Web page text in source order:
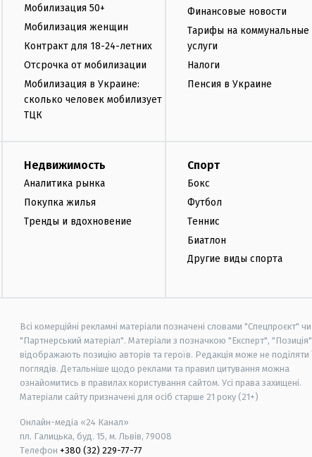
Мобилизация 50+
Мобилизация женщин
Контракт для 18-24-летних
Отсрочка от мобилизации
Мобилизация в Украине:
сколько человек мобилизует
ТЦК
Финансовые новости
Тарифы на коммунальные
услуги
Налоги
Пенсия в Украине
Недвижимость
Аналитика рынка
Покупка жилья
Тренды и вдохновение
Спорт
Бокс
Футбол
Теннис
Биатлон
Другие виды спорта
Всі комерційні рекламні матеріали позначені словами "Спецпроєкт" чи
"Партнерський матеріал". Матеріали з позначкою "Експерт", "Позиція"
відображають позицію авторів та героїв. Редакція може не поділяти
поглядів. Детальніше щодо реклами та правил цитування можна
ознайомитись в правилах користування сайтом. Усі права захищені.
Матеріали сайту призначені для осіб старше 21 року (21+)
Онлайн-медіа «24 Канал»
пл. Галицька, буд. 15, м. Львів, 79008
Телефон +380 (32) 229-77-77